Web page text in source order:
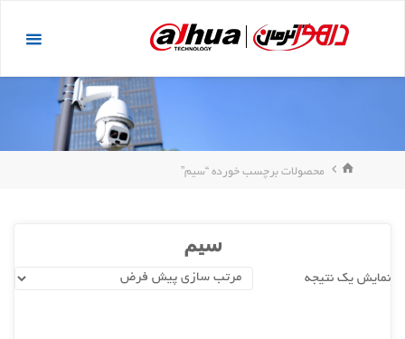
خانه محصولات برچسب خورده “سیم”
سیم
نمایش یک نتیجه